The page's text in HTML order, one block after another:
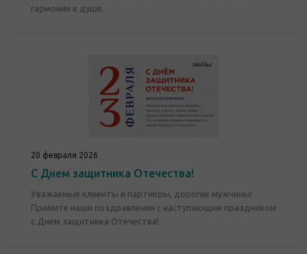
гармонии в душе.
20 февраля 2026
С Днем защитника Отечества!
Уважаемые клиенты и партнеры, дорогие мужчины!
Примите наши поздравления с наступающим праздником
с Днем защитника Отечества!